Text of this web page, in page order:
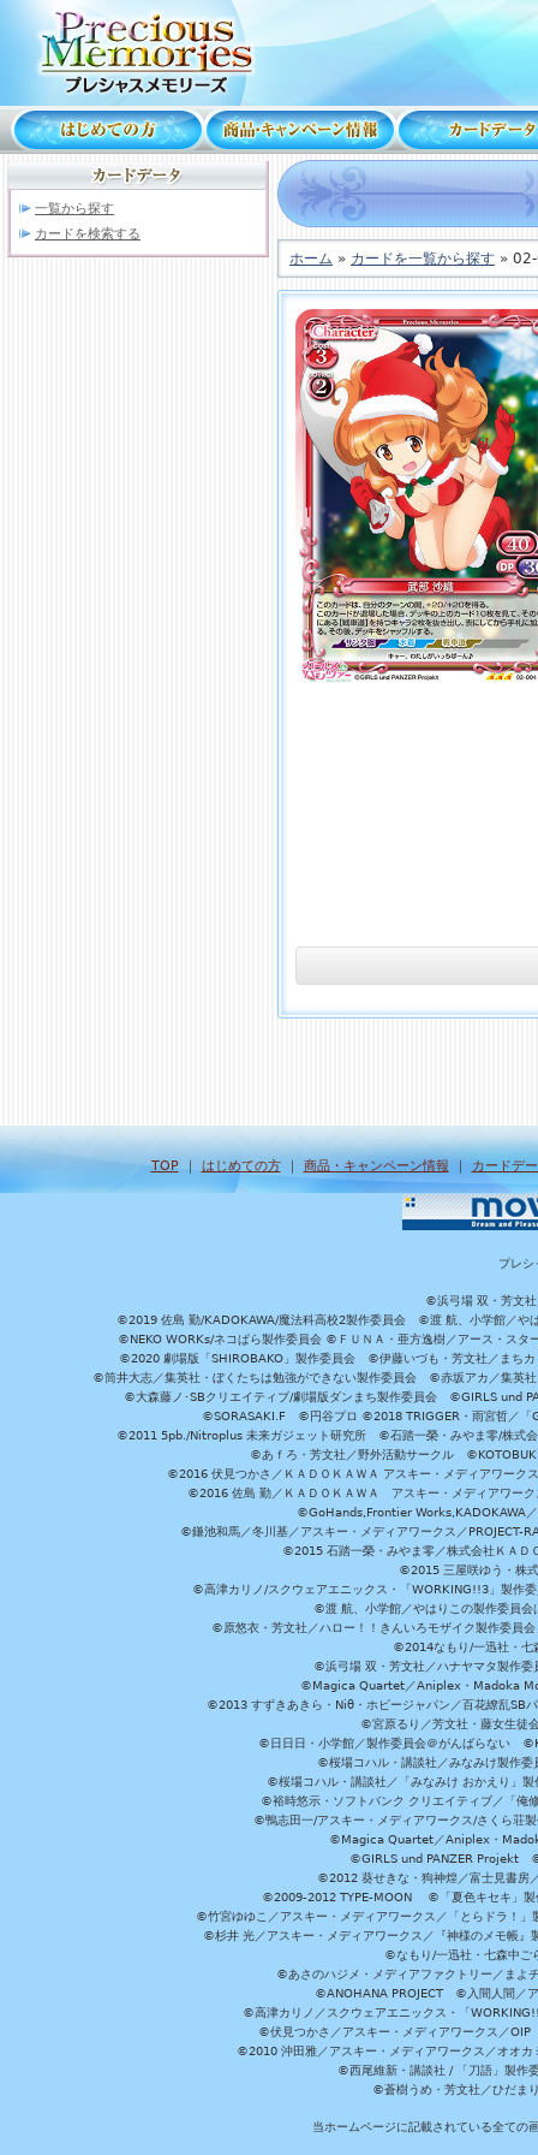
一覧から探す
カードを検索する
ホーム » カードを一覧から探す »
TOP｜ はじめての方｜ 商品・キャンペーン情報 ｜ カードデ
プレシ
©浜弓場 双・芳文社
©2019 佐島 勤/KADOKAWA/魔法科高校2製作委員会 ©渡 航、小学館／や
©NEKO WORKs/ネコぱら製作委員会 ©ＦＵＮＡ・亜方逸樹／アース・ス
©2020 劇場版「SHIROBAKO」製作委員会 ©伊藤いづも・芳文社／まち
©筒井大志／集英社・ぼくたちは勉強ができない製作委員会 ©赤坂アカ／集英
©大森藤ノ･SBクリエイティブ/劇場版ダンまち製作委員会 ©GIRLS und
©SORASAKI.F ©円谷プロ ©2018 TRIGGER・雨宮哲／
©2011 5pb./Nitroplus 未来ガジェット研究所 ©石踏一榮・みやま零/株式
©あｆろ・芳文社／野外活動サークル
©2016 伏見つかさ／ＫＡＤＯＫＡＷＡ アスキー・メディアワー
©2016 佐島 勤／ＫＡＤＯＫＡＷＡ アスキー・メディアワ
©GoHands,Frontier Works,KADOKAWA
©鎌池和馬／冬川基／アスキー・メディアワークス／
©2015 石踏一榮・みやま零／株式会社ＫＡＤ
©2015 三屋咲ゆう・株
©高津カリノ/スクウェアエニックス・「WORKING!!3」製作
©渡 航、小学館／やはりこの製作委員
©原悠衣・芳文社／ハロー！！きんいろモザイク製作委員
©2014なもり/一迅社・
©浜弓場 双・芳文社／ハナヤマタ製作
©Magica Quartet／Aniplex・Madoka
©2013 すずきあきら・Niθ・ホビージャパン／百花繚乱
©宮原るり／芳文社・藤女生徒
©日日日・小学館／製作委員会＠がんばらない
©桜場コハル・講談社／みなみけ製作
©桜場コハル・講談社／「みなみけ おかえり」
©裕時悠示・ソフトバンク クリエイティブ／「
©鴨志田一/アスキー・メディアワークス/さく
©Magica Quartet／Aniplex・
©GIRLS und PANZER Projekt ©
©2012 葵せきな・狗神煌／富士見書
©2009-2012 TYPE-MOON ©「夏色キセキ」製
©竹宮ゆゆこ／アスキー・メディアワークス／「とらドラ！
©杉井 光／アスキー・メディアワークス／『神様のメモ帳
©なもり/一迅社・七森中
©あさのハジメ・メディアファクトリー／ま
©ANOHANA PROJECT ©入間人間／ア
©高津カリノ／スクウェアエニックス・「
©伏見つかさ／アスキー・メディアワークス／
©2010 沖田雅／アスキー・メディアワークス／オオ
©西尾維新・講談社 / 「刀語」製作
©蒼樹うめ・芳文社／ひだま
当ホームページに記載されている全ての